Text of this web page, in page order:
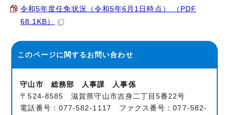
令和5年度任免状況（令和5年6月1日時点） （PDF
68.1KB）
このページに関するお問い合わせ
守山市 総務部 人事課 人事係
〒524-8585 滋賀県守山市吉身二丁目5番22号
電話番号：077-582-1117 ファクス番号：077-582-